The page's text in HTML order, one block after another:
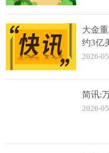
大金
约3亿
2026-
简讯:
2026-